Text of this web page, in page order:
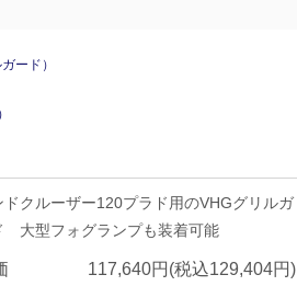
ード）
ドクルーザー120プラド用のVHGグリルガ
大型フォグランプも装着可能
117,640円(税込129,404円)